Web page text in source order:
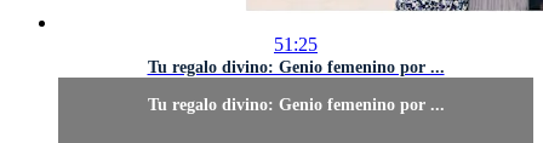
51:25
Tu regalo divino: Genio femenino por ...
Tu regalo divino: Genio femenino por ...